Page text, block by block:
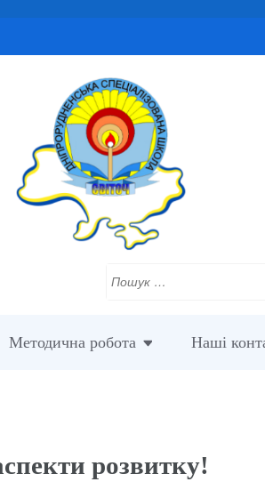
Пошук:
Методична робота Наші
розвитку!